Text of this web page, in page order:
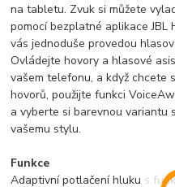
na tabletu. Zvuk si můžete
pomocí bezplatné aplikace JBL
vás jednoduše provedou
Ovládejte hovory a hlasové
vašem telefonu, a když chcete
hovorů, použijte funkci
a vyberte si barevnou variantu
vašemu stylu.
Funkce
Adaptivní potlačení hluku s